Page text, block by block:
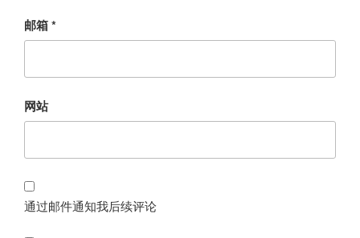
邮箱*
网站
通过邮件通知我后续评论